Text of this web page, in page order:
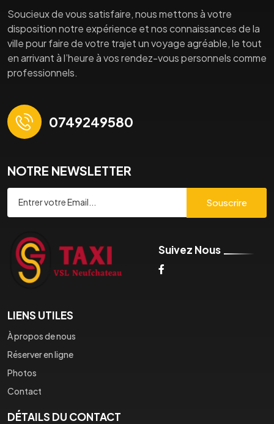
Soucieux de vous satisfaire, nous mettons à votre
disposition notre expérience et nos connaissances de la
ville pour faire de votre trajet un voyage agréable, le tout
en arrivant à l’heure à vos rendez-vous personnels comme
professionnels.
0749249580
NOTRE NEWSLETTER
Souscrire
Suivez Nous
LIENS UTILES
À propos de nous
Réserver en ligne
Photos
Contact
DÉTAILS DU CONTACT